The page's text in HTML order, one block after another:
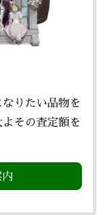
りたい品物を
その査定額を